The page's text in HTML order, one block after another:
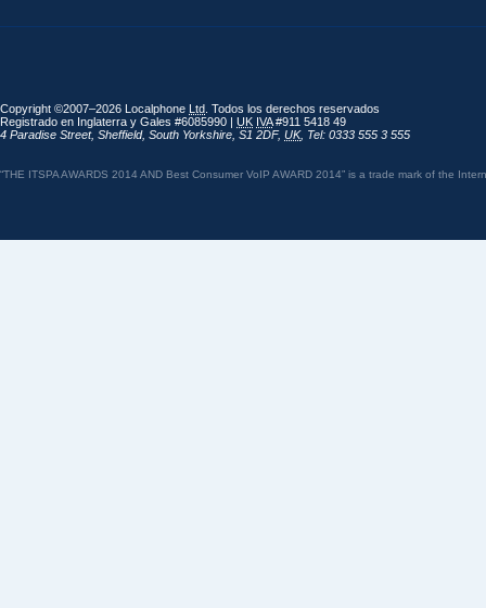
Copyright ©2007–2026 Localphone Ltd . Todos los derechos reservados
Registrado en Inglaterra y Gales #6085990 | UK IVA#911 5418 49
4 Paradise Street, Sheffield, South Yorkshire S1 2DF, UK, Tel: 0333 555 3 555
“THE ITSPA AWARDS 2014 AND Best Consumer VoIP AWARD 2014” is a trade mark of the